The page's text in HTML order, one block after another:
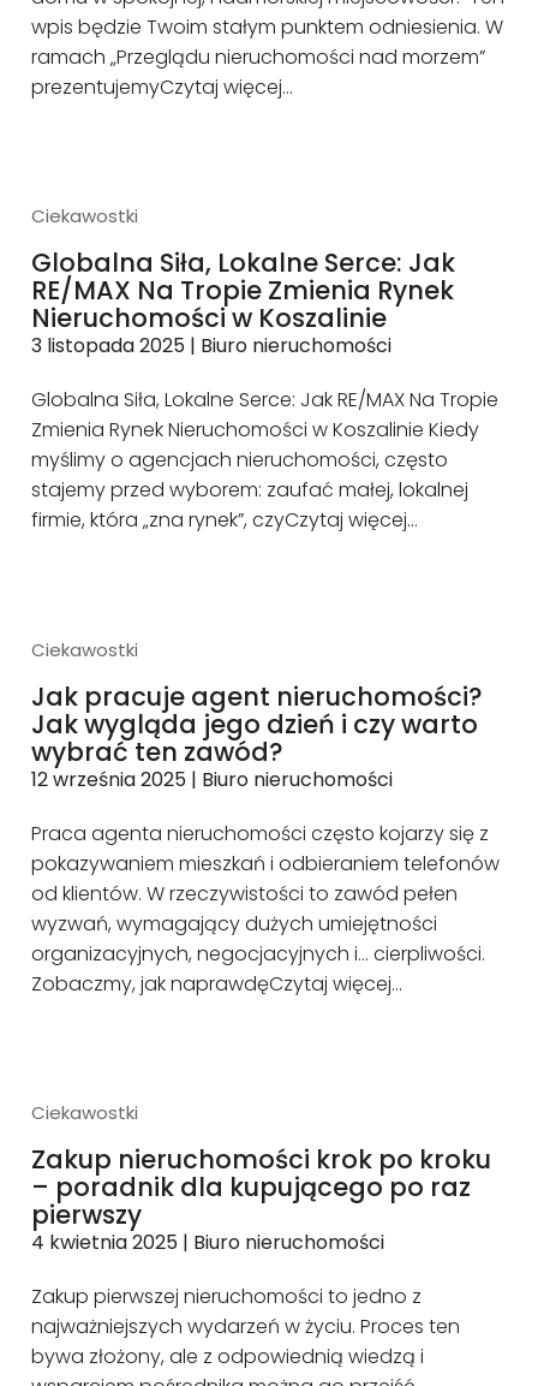
wpis będzie Twoim stałym punktem odniesienia. W
ramach „Przeglądu nieruchomości nad morzem”
prezentujemyCzytaj więcej…
Ciekawostki
Globalna Siła, Lokalne Serce: Jak
RE/MAX Na Tropie Zmienia Rynek
Nieruchomości w Koszalinie
3 listopada 2025 | Biuro nieruchomości
Globalna Siła, Lokalne Serce: Jak RE/MAX Na Tropie
Zmienia Rynek Nieruchomości w Koszalinie Kiedy
myślimy o agencjach nieruchomości, często
stajemy przed wyborem: zaufać małej, lokalnej
firmie, która „zna rynek”, czyCzytaj więcej…
Ciekawostki
Jak pracuje agent nieruchomości?
Jak wygląda jego dzień i czy warto
wybrać ten zawód?
12 września 2025 | Biuro nieruchomości
Praca agenta nieruchomości często kojarzy się z
pokazywaniem mieszkań i odbieraniem telefonów
od klientów. W rzeczywistości to zawód pełen
wyzwań, wymagający dużych umiejętności
organizacyjnych, negocjacyjnych i… cierpliwości.
Zobaczmy, jak naprawdęCzytaj więcej…
Ciekawostki
Zakup nieruchomości krok po kroku
– poradnik dla kupującego po raz
pierwszy
4 kwietnia 2025 | Biuro nieruchomości
Zakup pierwszej nieruchomości to jedno z
najważniejszych wydarzeń w życiu. Proces ten
bywa złożony, ale z odpowiednią wiedzą i